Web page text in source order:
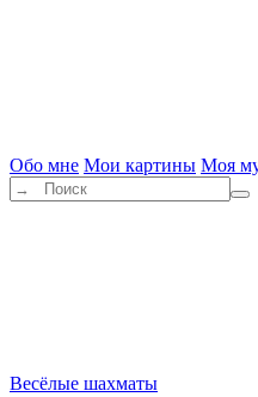
Обо мне Мои картины Моя
Весёлые шахматы